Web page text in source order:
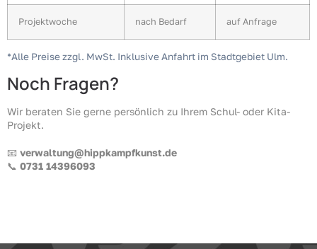
Projektwoche nach Bedarf auf Anfrage
*Alle Preise zzgl. MwSt. Inklusive Anfahrt im Stadtgebiet Ulm.
Noch Fragen?
Wir beraten Sie gerne persönlich zu Ihrem Schul- oder Kita-
Projekt.
📧 verwaltung@hippkampfkunst.de
📞 0731 14396093